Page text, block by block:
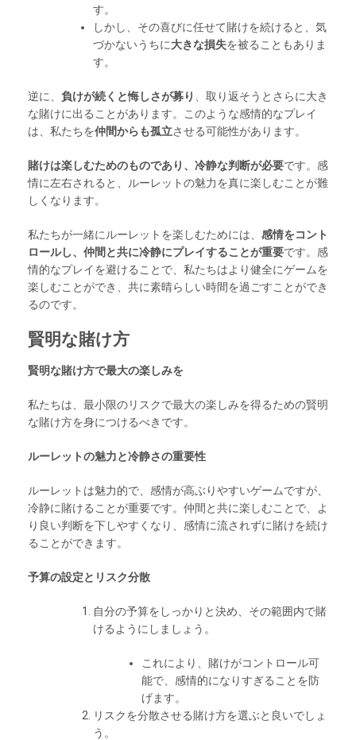
す。
しかし、その喜びに任せて賭けを続けると、気
づかないうちに大きな損失を被ることもありま
す。
逆に、 負けが続くと悔しさが募り
、取り返そうとさらに大き
な賭けに出ることがあります。このような感情的なプレイ
は、私たちを仲間からも孤立させる可能性があります。
賭けは楽しむためのものであり、冷静な判断が必要です。感
情に左右されると、ルーレットの魅力を真に楽しむことが難
しくなります。
私たちが一緒にルーレットを楽しむためには、 感情をコント
ロールし、仲間と共に冷静にプレイすることが重要です。感
情的なプレイを避けることで、私たちはより健全にゲームを
楽しむことができ、共に素晴らしい時間を過ごすことができ
るのです。
賢明な賭け方
賢明な賭け方で最大の楽しみを
私たちは、最小限のリスクで最大の楽しみを得るための賢明
な賭け方を身につけるべきです。
ルーレットの魅力と冷静さの重要性
ルーレットは魅力的で、感情が高ぶりやすいゲームですが、
冷静に賭けることが重要です。仲間と共に楽しむことで、よ
り良い判断を下しやすくなり、感情に流されずに賭けを続け
ることができます。
予算の設定とリスク分散
自分の予算をしっかりと決め、その範囲内で賭
けるようにしましょう。
これにより、賭けがコントロール可
能で、感情的になりすぎることを防
げます。
リスクを分散させる賭け方を選ぶと良いでしょ
う。